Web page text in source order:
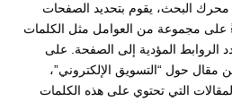
البحث، يقوم بتحديد الصفحات
على مجموعة من العوامل مثل الكلمات
الروابط المؤدية إلى الصفحة. على
مقال حول “التسويق الإلكتروني”،
التي تحتوي على هذه الكلمات